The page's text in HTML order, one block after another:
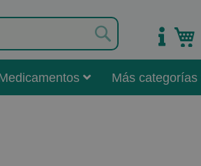
Mi
Más categorías